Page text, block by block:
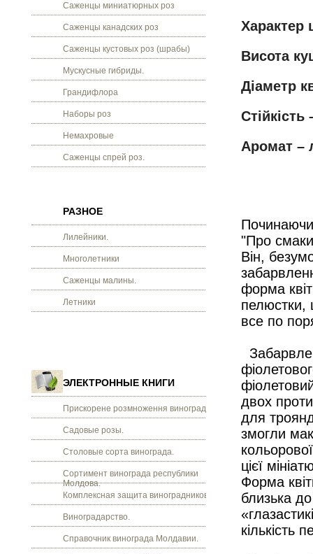
Саженцы миниатюрных роз
Саженцы канадских роз
Саженцы кустовых роз (шрабы)
Мускусные гибриды.
Грандифлора
Наборы роз
Немахровые
Саженцы спрей роз.
РАЗНОЕ
Лилейники.
Многолетники
Саженцы малины.
Летники
ЭЛЕКТРОННЫЕ КНИГИ
Прискорене розмноження винограду.
Садовые розы.
Столовые сорта винограда.
Сортимент винограда республики
Молдова.
Комплексная защита виноградников.
Виноградарство.
Справочник винограда Молдавии.
Характер
Висота
Діаметр
Стійкість
Аромат –
"Про
Він,
форма
пелюстки,
все по
двох
для
змогли
цієї
Форма
близька
кількість